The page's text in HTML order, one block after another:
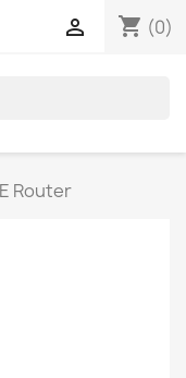
shopping_cart (0)

Router